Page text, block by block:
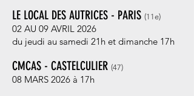
LE LOCAL DES AUTRICES - PARIS (11e)
02 AU 09 AVRIL 2026
du jeudi au samedi 21h et dimanche 17h
CMCAS - CASTELCULIER (47)
08 MARS 2026 à 17h